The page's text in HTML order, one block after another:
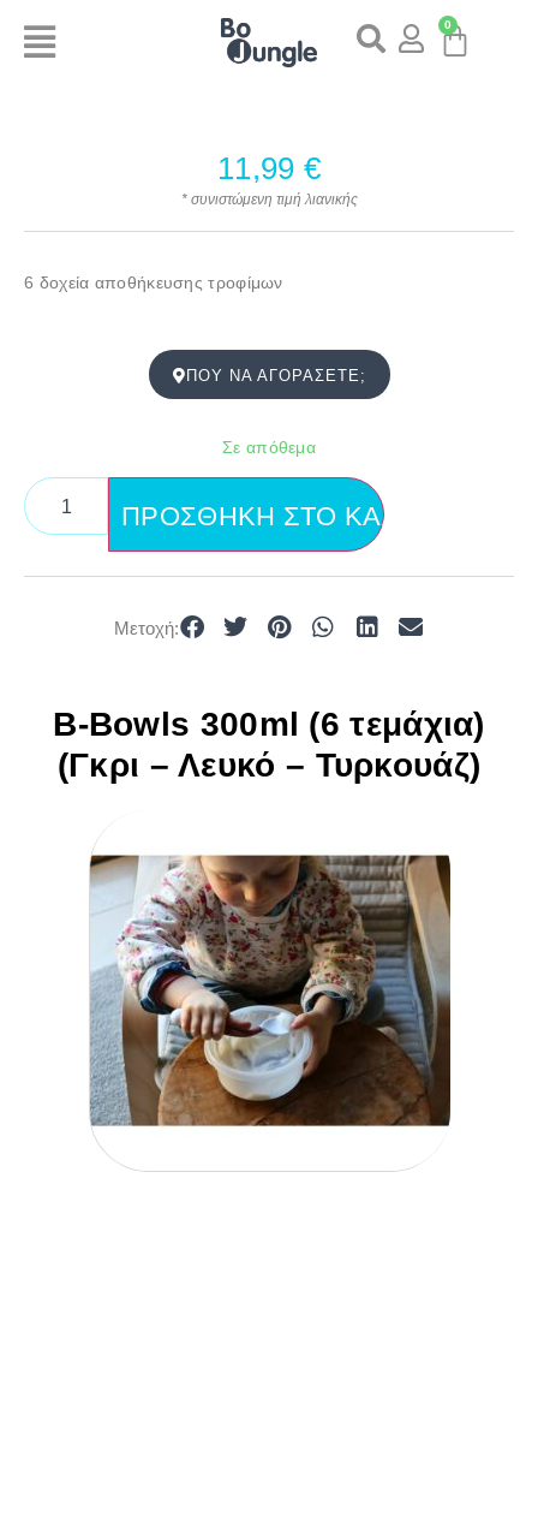
0
B-Bowls 300ml (6 τεμάχια)
(Γκρι – Λευκό – Τυρκουάζ)
11,99 €
* συνιστώμενη τιμή λιανικής
6 δοχεία αποθήκευσης τροφίμων
ΠΟΎ ΝΑ ΑΓΟΡΆΣΕΤΕ;
Σε απόθεμα
ΠΡΟΣΘΉΚΗ ΣΤΟ ΚΑΛΆΘΙ
Μετοχή: